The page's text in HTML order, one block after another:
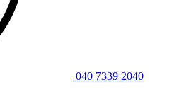
040 7339 2040